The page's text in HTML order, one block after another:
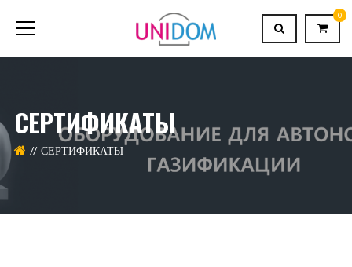
0
СЕРТИФИКАТЫ
СЕРТИФИКАТЫ